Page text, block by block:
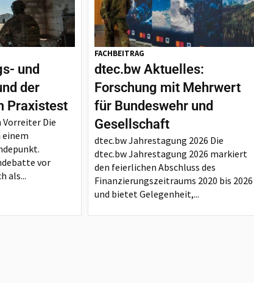
und
der
Praxistest
Vorreiter Die
einem
vor
als...
FACHBEITRAG
dtec.bw Aktuelles:
Forschung mit Mehrwert
für Bundeswehr und
Gesellschaft
dtec.bw Jahrestagung 2026 Die
dtec.bw Jahrestagung 2026 markiert
den feierlichen Abschluss des
Finanzierungszeitraums 2020 bis 2026
und bietet Gelegenheit,...